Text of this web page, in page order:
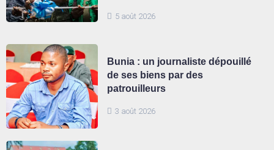
5 août 2026
3 août 2026
Bunia : un journaliste dépouillé
de ses biens par des
patrouilleurs